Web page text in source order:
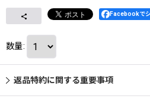
Facebookで
数量:
返品特約に関する重要事項